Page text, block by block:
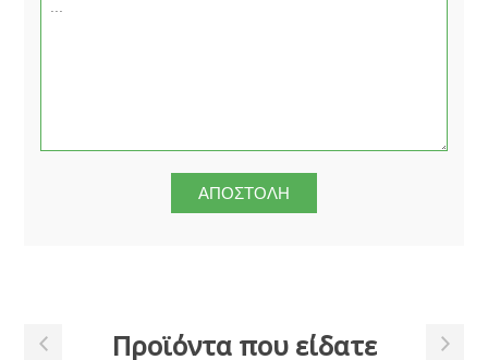
Προϊόντα που είδατε